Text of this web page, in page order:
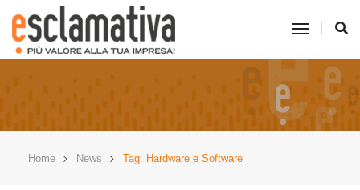
toggle
Home News Tag: Hardware e Software